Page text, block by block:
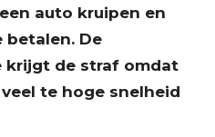
auto kruipen en
betalen. De
krijgt de straf omdat
te hoge snelheid